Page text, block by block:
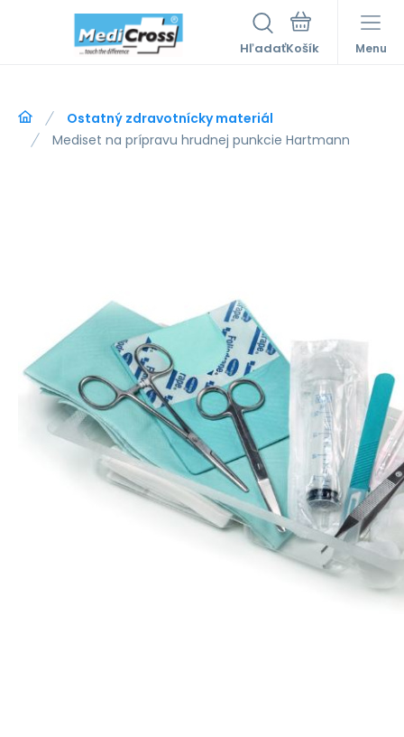
Hľadať Menu
Ostatný zdravotnícky materiál
Mediset na prípravu hrudnej punkcie Hartmann